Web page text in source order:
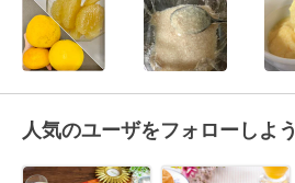
人気のユーザをフォローしよう